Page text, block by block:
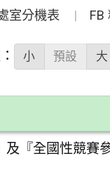
室分機表 FB
小 預設 大
『全國性競賽